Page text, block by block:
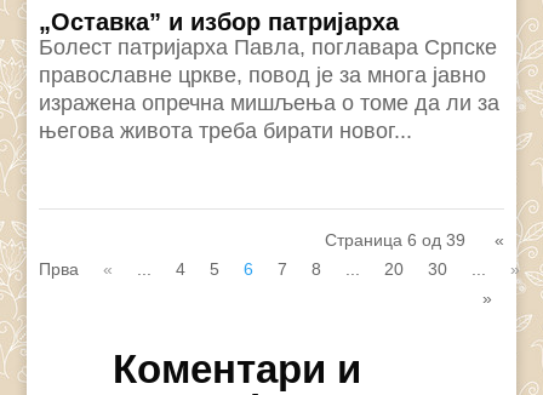
„Оставка” и избор патријарха
Болест патријарха Павла, поглавара Српске
православне цркве, повод је за многа јавно
изражена опречна мишљења о томе да ли за
његова живота треба бирати новог...
Страница 6 од 39
«
Прва
« 4 5 6 7 8 20 30
»
»
Коментари и